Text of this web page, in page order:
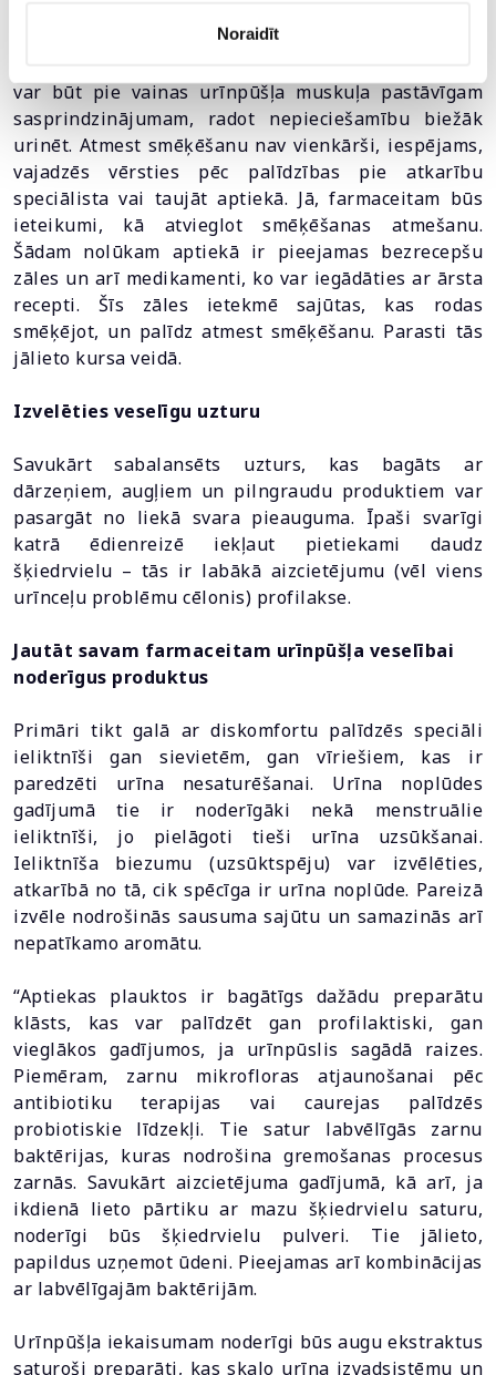
Noraidīt
nesaturēšanas cēlonis, jo cigarete iet roku rokā ar
var būt pie vainas urīnpūšļa muskuļa pastāvīgam
sasprindzinājumam, radot nepieciešamību biežāk
urinēt. Atmest smēķēšanu nav vienkārši, iespējams,
vajadzēs vērsties pēc palīdzības pie atkarību
speciālista vai taujāt aptiekā. Jā, farmaceitam būs
ieteikumi, kā atvieglot smēķēšanas atmešanu.
Šādam nolūkam aptiekā ir pieejamas bezrecepšu
zāles un arī medikamenti, ko var iegādāties ar ārsta
recepti. Šīs zāles ietekmē sajūtas, kas rodas
smēķējot, un palīdz atmest smēķēšanu. Parasti tās
jālieto kursa veidā.
Izvelēties veselīgu uzturu
Savukārt sabalansēts uzturs, kas bagāts ar
dārzeņiem, augļiem un pilngraudu produktiem var
pasargāt no liekā svara pieauguma. Īpaši svarīgi
katrā ēdienreizē iekļaut pietiekami daudz
šķiedrvielu – tās ir labākā aizcietējumu (vēl viens
urīnceļu problēmu cēlonis) profilakse.
Jautāt savam farmaceitam urīnpūšļa veselībai
noderīgus produktus
Primāri tikt galā ar diskomfortu palīdzēs speciāli
ieliktnīši gan sievietēm, gan vīriešiem, kas ir
paredzēti urīna nesaturēšanai. Urīna noplūdes
gadījumā tie ir noderīgāki nekā menstruālie
ieliktnīši, jo pielāgoti tieši urīna uzsūkšanai.
Ieliktnīša biezumu (uzsūktspēju) var izvēlēties,
atkarībā no tā, cik spēcīga ir urīna noplūde. Pareizā
izvēle nodrošinās sausuma sajūtu un samazinās arī
nepatīkamo aromātu.
“Aptiekas plauktos ir bagātīgs dažādu preparātu
klāsts, kas var palīdzēt gan profilaktiski, gan
vieglākos gadījumos, ja urīnpūslis sagādā raizes.
Piemēram, zarnu mikrofloras atjaunošanai pēc
antibiotiku terapijas vai caurejas palīdzēs
probiotiskie līdzekļi. Tie satur labvēlīgās zarnu
baktērijas, kuras nodrošina gremošanas procesus
zarnās. Savukārt aizcietējuma gadījumā, kā arī, ja
ikdienā lieto pārtiku ar mazu šķiedrvielu saturu,
noderīgi būs šķiedrvielu pulveri. Tie jālieto,
papildus uzņemot ūdeni. Pieejamas arī kombinācijas
ar labvēlīgajām baktērijām.
Urīnpūšļa iekaisumam noderīgi būs augu ekstraktus
saturoši preparāti, kas skalo urīna izvadsistēmu un